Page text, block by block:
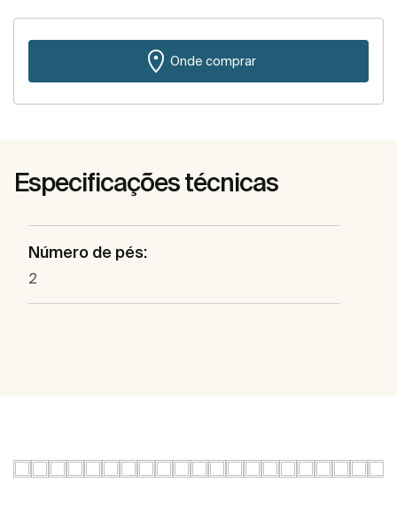
Onde comprar
Especificações técnicas
Número de pés:
2